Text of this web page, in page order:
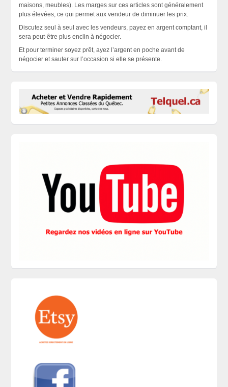
maisons, meubles). Les marges sur ces articles sont généralement
plus élevées, ce qui permet aux vendeur de diminuer les prix.
Discutez seul à seul avec les vendeurs, payez en argent comptant, il
sera peut-être plus enclin à négocier.
Et pour terminer soyez prêt, ayez l’argent en poche avant de
négocier et sauter sur l’occasion si elle seprésente.